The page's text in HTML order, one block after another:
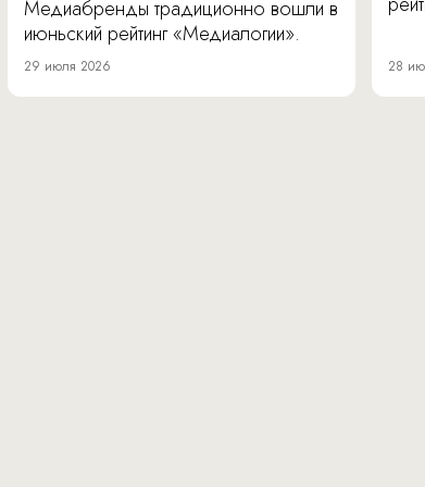
Медиабренды традиционно вошли в
июньский рейтинг «Медиалогии».
29 июля 2026 28